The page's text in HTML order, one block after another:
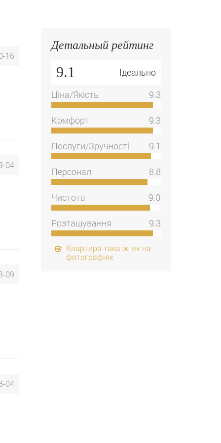
Детальный рейтинг
9.1
Ідеально
Ціна/Якість
9.3
Комфорт 9.3
Послуги/Зручності 9.1
Персонал 8.8
Чистота 9.0
Розташування 9.3
Квартира така ж, як на
фотографіях
16
04
09
04